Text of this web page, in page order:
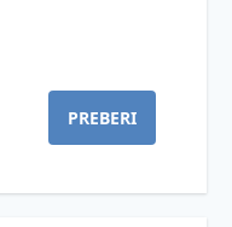
PREBERI